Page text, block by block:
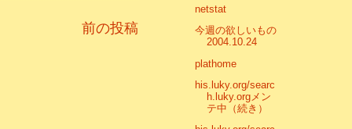
前の投稿
netstat
今週の欲しいもの
2004.10.24
plathome
his.luky.org/searc
h.luky.orgメン
テ中（続き）